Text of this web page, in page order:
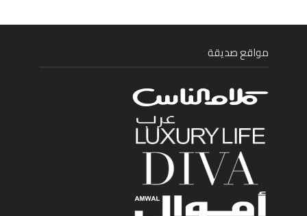
مواقع صديقة